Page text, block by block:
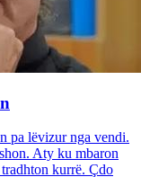
pa lëvizur nga vendi.
Aty ku mbaron
kurrë. Çdo